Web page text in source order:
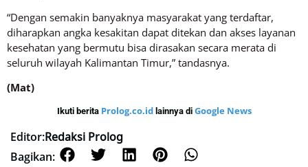
“Dengan semakin banyaknya masyarakat yang terdaftar,
diharapkan angka kesakitan dapat ditekan dan akses layanan
kesehatan yang bermutu bisa dirasakan secara merata di
seluruh wilayah Kalimantan Timur,” tandasnya.
(Mat)
Ikuti berita Prolog.co.id lainnya di Google News
Editor:Redaksi Prolog
Bagikan: